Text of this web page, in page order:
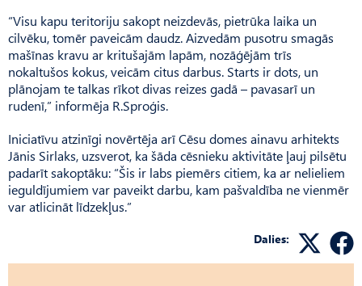
“Visu kapu teritoriju sakopt neizdevās, pietrūka laika un
cilvēku, tomēr paveicām daudz. Aizvedām pusotru smagās
mašīnas kravu ar kritušajām lapām, nozāģējām trīs
nokaltušos kokus, veicām citus darbus. Starts ir dots, un
plānojam te talkas rīkot divas reizes gadā – pavasarī un
rudenī,” informēja R.Sproģis.
Iniciatīvu atzinīgi novērtēja arī Cēsu domes ainavu arhitekts
Jānis Sirlaks, uzsverot, ka šāda cēsnieku aktivitāte ļauj pilsētu
padarīt sakoptāku: “Šis ir labs piemērs citiem, ka ar nelieliem
ieguldījumiem var paveikt darbu, kam pašvaldība ne vienmēr
var atlicināt līdzekļus.”
Dalies: